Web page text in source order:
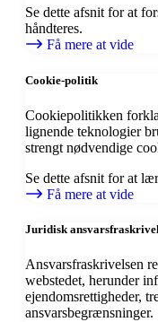
Se dette afsnit for at
håndteres.
Få mere at vide
Cookie-politik
Cookiepolitikken
lignende teknologier
strengt nødvendige
Se dette afsnit for at
Få mere at vide
Juridisk
Ansvarsfraskrivelsen
webstedet, herunder
ejendomsrettigheder,
ansvarsbegrænsninger.